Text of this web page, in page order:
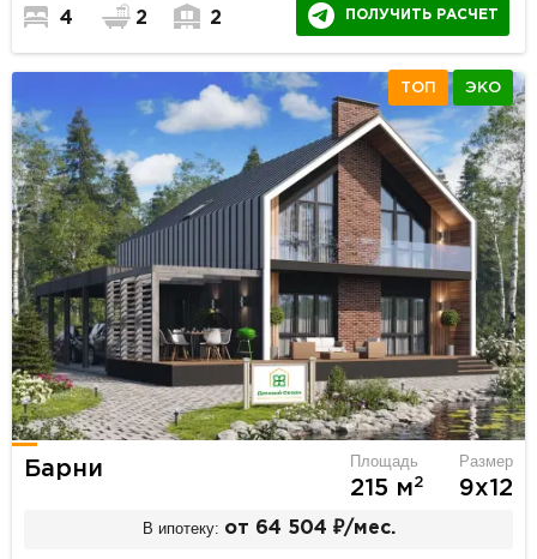
4 2 2 ПОЛУЧИТЬ РАСЧЕТ
ТОП ЭКО
Барни Площадь
215 м2
Размер
9х12
В ипотеку: от 64 504 ₽/мес.